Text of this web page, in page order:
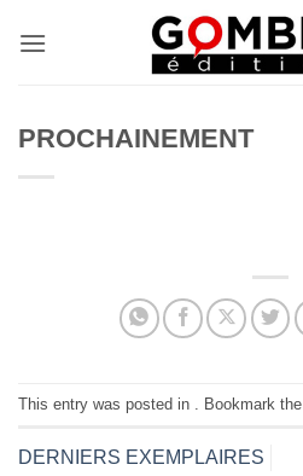
PROCHAINEMENT
This entry was posted in . Bookmark the
DERNIERS EXEMPLAIRES